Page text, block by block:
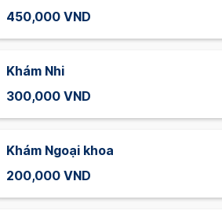
450,000 VND
Khám Nhi
300,000 VND
Khám Ngoại khoa
200,000 VND